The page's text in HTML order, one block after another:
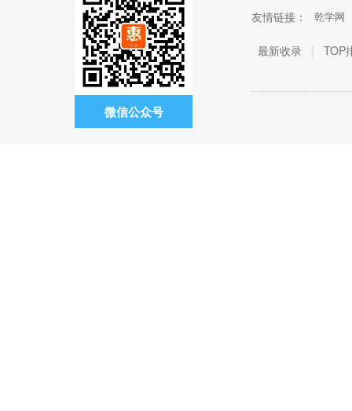
微信公众号
友情链接： 乾学网
最新收录 | TOP